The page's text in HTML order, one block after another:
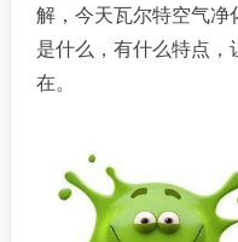
解，今天瓦尔特空气
是什么，有什么特点
在。